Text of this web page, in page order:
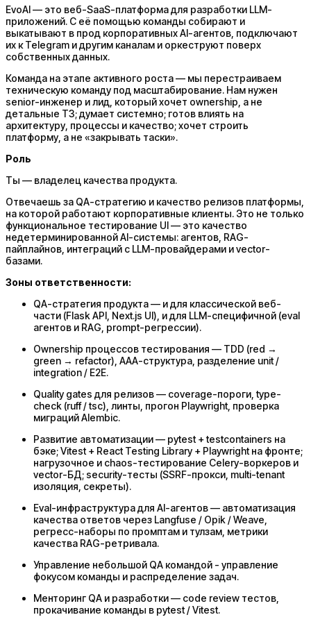
EvoAI — это веб-SaaS-платформа для разработки LLM-
приложений. С её помощью команды собирают и
выкатывают в прод корпоративных AI-агентов, подключают
их к Telegram и другим каналам и оркеструют поверх
собственных данных.
Команда на этапе активного роста — мы перестраиваем
техническую команду под масштабирование. Нам нужен
senior-инженер и лид, который хочет ownership, а не
детальные ТЗ; думает системно; готов влиять на
архитектуру, процессы и качество; хочет строить
платформу, а не «закрывать таски».
Роль
Ты — владелец качества продукта.
Отвечаешь за QA-стратегию и качество релизов платформы,
на которой работают корпоративные клиенты. Это не только
функциональное тестирование UI — это качество
недетерминированной AI-системы: агентов, RAG-
пайплайнов, интеграций с LLM-провайдерами и vector-
базами.
Зоны ответственности:
QA-стратегия продукта — и для классической веб-
части (Flask API, Next.js UI), и для LLM-специфичной (eval
агентов и RAG, prompt-регрессии).
Ownership процессов тестирования — TDD (red →
green → refactor), AAA-структура, разделение unit /
integration / E2E.
Quality gates для релизов — coverage-пороги, type-
check (ruff / tsc), линты, прогон Playwright, проверка
миграций Alembic.
Развитие автоматизации — pytest + testcontainers на
бэке; Vitest + React Testing Library + Playwright на фронте;
нагрузочное и chaos-тестирование Celery-воркеров и
vector-БД; security-тесты (SSRF-прокси, multi-tenant
изоляция, секреты).
Eval-инфраструктура для AI-агентов — автоматизация
качества ответов через Langfuse / Opik / Weave,
регресс-наборы по промптам и тулзам, метрики
качества RAG-ретривала.
Управление небольшой QA командой - управление
фокусом команды и распределение задач.
Менторинг QA и разработки — code review тестов,
прокачивание команды в pytest / Vitest.